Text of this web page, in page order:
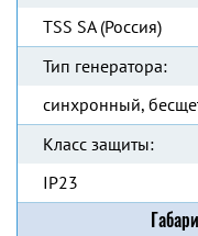
TSS SA (Россия)
Тип генератора:
синхронный,
Класс защиты:
IP23